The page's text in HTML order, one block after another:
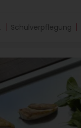
Schulverpflegung